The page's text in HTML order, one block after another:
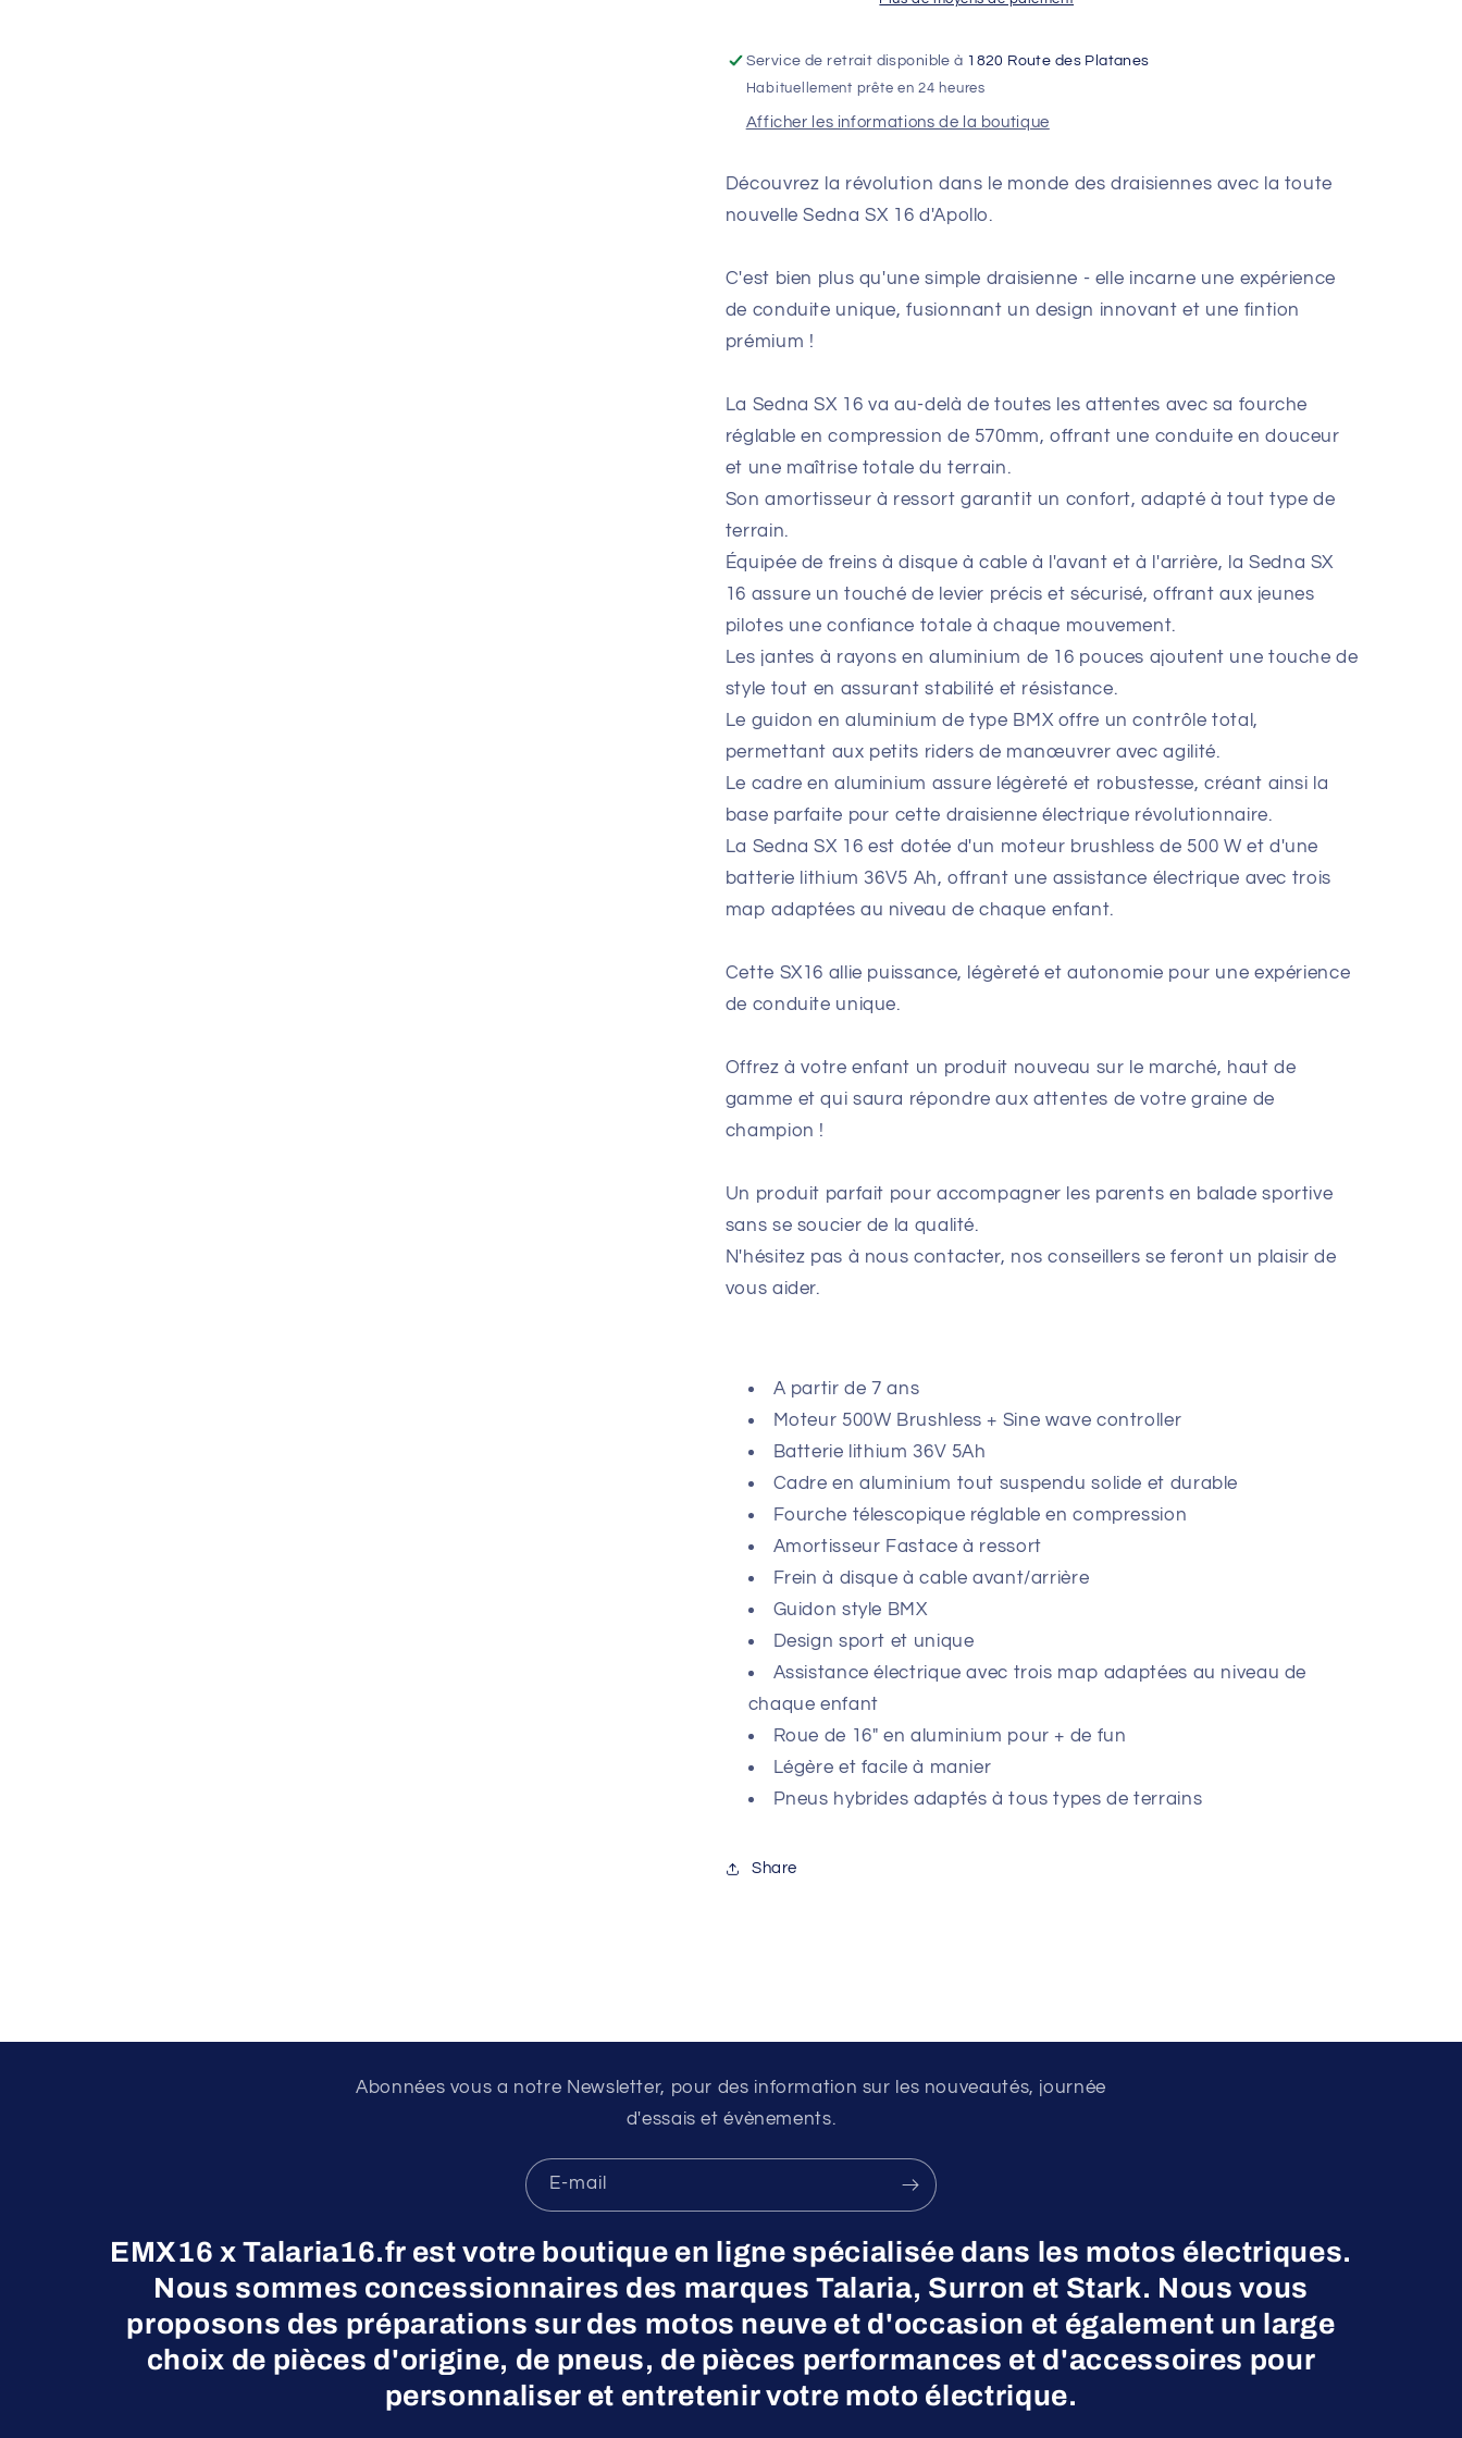
Service de retrait disponible à 1820 Route des Platanes
Habituellement prête en 24 heures
Afficher les informations de la boutique
Découvrez la révolution dans le monde des draisiennes avec la toute
nouvelle Sedna SX 16 d'Apollo.
C'est bien plus qu'une simple draisienne - elle incarne une expérience
de conduite unique, fusionnant un design innovant et une fintion
prémium !
La Sedna SX 16 va au-delà de toutes les attentes avec sa fourche
réglable en compression de 570mm, offrant une conduite en douceur
et une maîtrise totale du terrain.
Son amortisseur à ressort garantit un confort, adapté à tout type de
terrain.
Équipée de freins à disque à cable à l'avant et à l'arrière, la Sedna SX
16 assure un touché de levier précis et sécurisé, offrant aux jeunes
pilotes une confiance totale à chaque mouvement.
Les jantes à rayons en aluminium de 16 pouces ajoutent une touche de
style tout en assurant stabilité et résistance.
Le guidon en aluminium de type BMX offre un contrôle total,
permettant aux petits riders de manœuvrer avec agilité.
Le cadre en aluminium assure légèreté et robustesse, créant ainsi la
base parfaite pour cette draisienne électrique révolutionnaire.
La Sedna SX 16 est dotée d'un moteur brushless de 500 W et d'une
batterie lithium 36V5 Ah, offrant une assistance électrique avec trois
map adaptées au niveau de chaque enfant.
Cette SX16 allie puissance, légèreté et autonomie pour une expérience
de conduite unique.
Offrez à votre enfant un produit nouveau sur le marché, haut de
gamme et qui saura répondre aux attentes de votre graine de
champion !
Un produit parfait pour accompagner les parents en balade sportive
sans se soucier de la qualité.
N'hésitez pas à nous contacter, nos conseillers se feront un plaisir de
vous aider.
A partir de 7 ans
Moteur 500W Brushless + Sine wave controller
Batterie lithium 36V 5Ah
Cadre en aluminium tout suspendu solide et durable
Fourche télescopique réglable en compression
Amortisseur Fastace à ressort
Frein à disque à cable avant/arrière
Guidon style BMX
Design sport et unique
Assistance électrique avec trois map adaptées au niveau de
chaque enfant
Roue de 16" en aluminium pour + de fun
Légère et facile à manier
Pneus hybrides adaptés à tous types de terrains
Share
Abonnées vous a notre Newsletter, pour des information sur les nouveautés, journée
d'essais et évènements.
E-mail
EMX16 x Talaria16.fr est votre boutique en ligne spécialisée dans les motos électriques.
Nous sommes concessionnaires des marques Talaria, Surron et Stark. Nous vous
proposons des préparations sur des motos neuve et d'occasion et également un large
choix de pièces d'origine, de pneus, de pièces performances et d'accessoires pour
personnaliser et entretenir votre moto électrique.